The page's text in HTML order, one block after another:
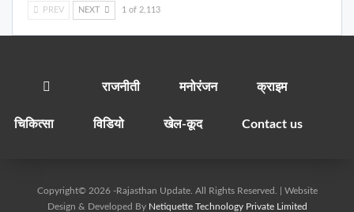
PREV NEXT 1 of 2,113
राजनीती मनोरंजन क्राइम
चिकित्सा विडियो खेल-कूद Contact us
Copyright© 2026 -Rajasthan Update. All Rights Reserved. | Website
Design & Developed By Netiquette Technology Private Limited